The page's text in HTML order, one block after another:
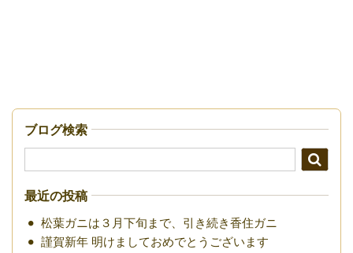
ブログ検索
最近の投稿
松葉ガニは３月下旬まで、引き続き香住ガニ
謹賀新年 明けましておめでとうございます